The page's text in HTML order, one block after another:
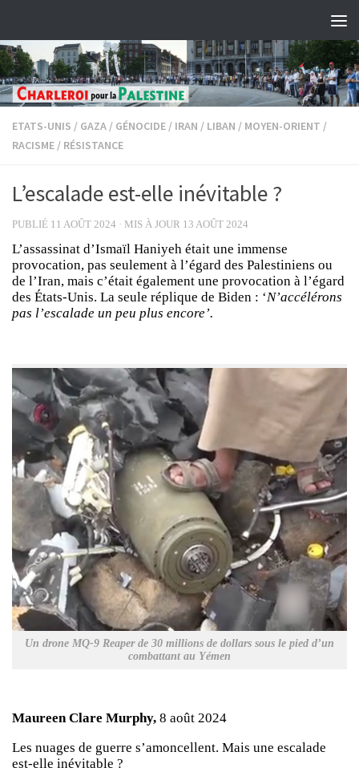
ETATS-UNIS / GAZA / GÉNOCIDE / IRAN / LIBAN / MOYEN-ORIENT /
RACISME / RÉSISTANCE
L’escalade est-elle inévitable ?
PUBLIÉ 11 AOÛT 2024 · MIS À JOUR 13 AOÛT 2024
L’assassinat d’Ismaïl Haniyeh était une immense
provocation, pas seulement à l’égard des Palestiniens ou
de l’Iran, mais c’était également une provocation à l’égard
des États-Unis. La seule réplique de Biden : ‘N’accélérons
pas l’escalade un peu plus encore’.
Un drone MQ-9 Reaper de 30 millions de dollars sous le pied d’un
combattant au Yémen
Maureen Clare Murphy, 8 août 2024
Les nuages de guerre s’amoncellent. Mais une escalade
est-elle inévitable ?